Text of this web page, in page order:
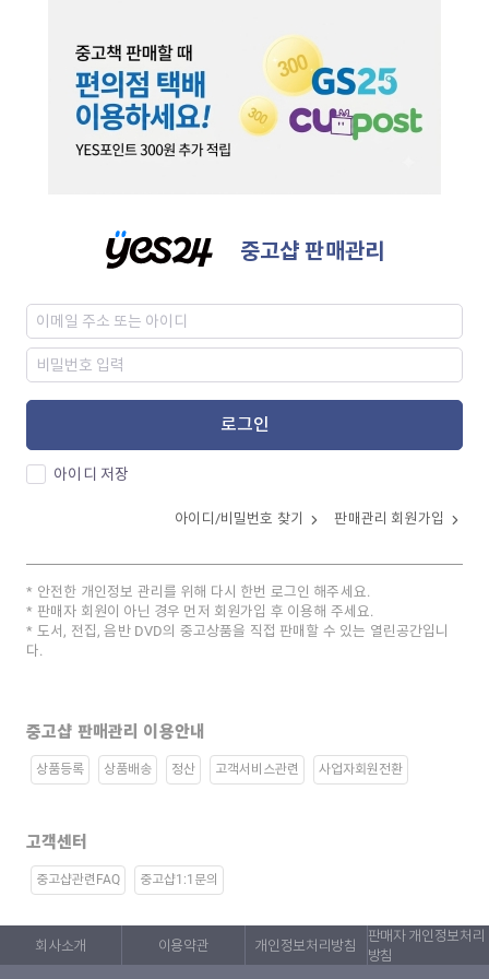
중고샵 판매관리
로그인
아이디 저장
아이디/비밀번호 찾기 판매관리 회원가입
안전한 개인정보 관리를 위해 다시 한번 로그인 해주세요.
판매자 회원이 아닌 경우 먼저 회원가입 후 이용해 주세요.
도서, 전집, 음반 DVD의 중고상품을 직접 판매할 수 있는 열린공간입니
다.
중고샵 판매관리 이용안내
상품등록 상품배송 정산 고객서비스관련 사업자회원전환
고객센터
중고샵관련FAQ 중고샵1:1문의
회사소개 이용약관 개인정보처리방침
판매자 개인정보처리
방침